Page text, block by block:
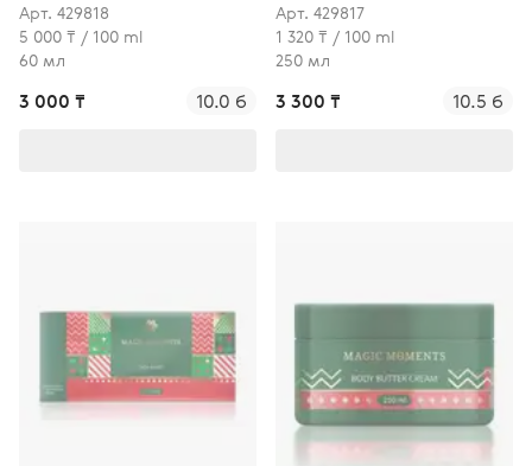
Арт. 429818
5 000 ₸ / 100 ml
60 мл
3 000 ₸ 10.0 б
Арт. 429817
1 320 ₸ / 100 ml
250 мл
3 300 ₸ 10.5 б